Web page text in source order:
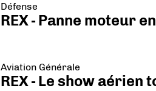
Défense
REX - Panne moteur
Aviation Générale
REX - Le show aérien